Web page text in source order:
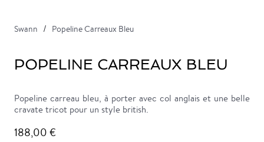
Swann Popeline Carreaux Bleu
POPELINE CARREAUX BLEU
Popeline carreau bleu, à porter avec col anglais et une belle
cravate tricot pour un style british.
188,00 €